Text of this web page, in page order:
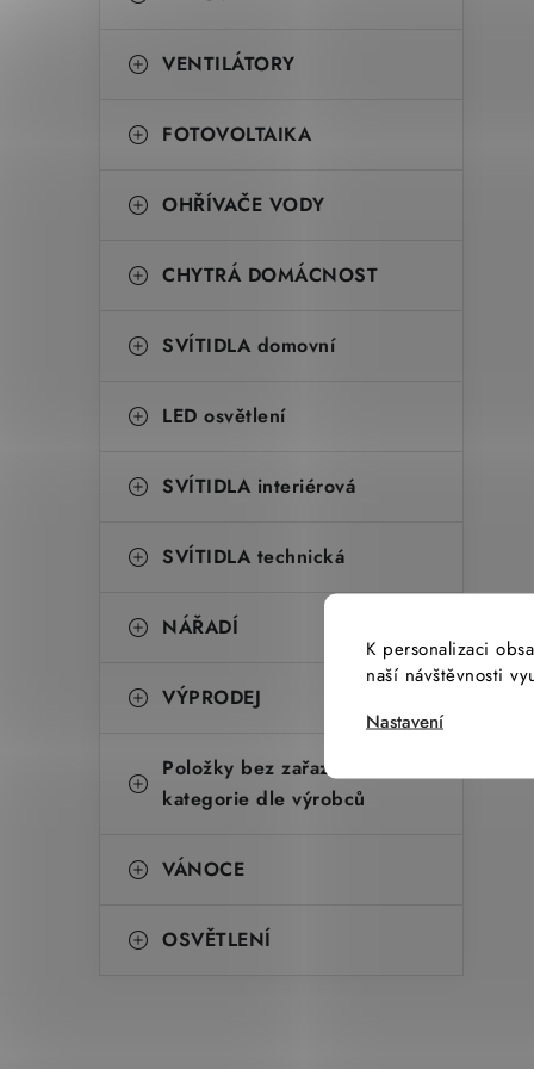
K personalizaci
naší návštěvnosti
Nastavení
VENTILÁTORY
FOTOVOLTAIKA
OHŘÍVAČE VODY
CHYTRÁ DOMÁCNOST
SVÍTIDLA domovní
LED osvětlení
SVÍTIDLA interiérová
SVÍTIDLA technická
NÁŘADÍ
VÝPRODEJ
Položky bez zařazené
kategorie dle výrobců
VÁNOCE
OSVĚTLENÍ